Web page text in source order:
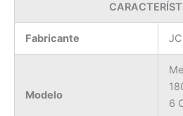
Fabricante
Modelo
6